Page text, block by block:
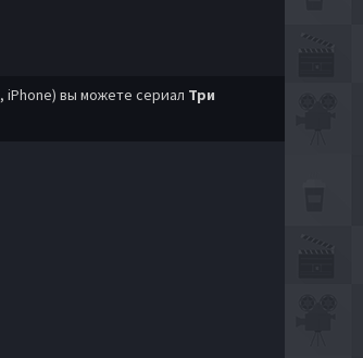
iPhone) вы можете сериал Три